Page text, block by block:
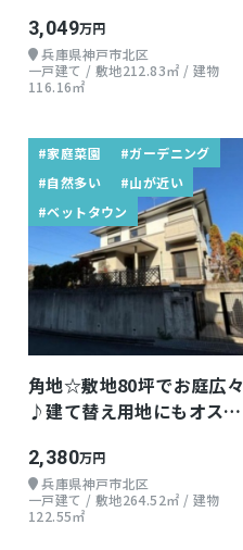
3,049万円
兵庫県神戸市北区
一戸建て / 敷地212.83㎡ / 建物
116.16㎡
#家庭菜園
#ガーデニング
#自然多い
#山が近い
#ベットタウン
角地☆敷地80坪でお庭広々
♪建て替え用地にもオスス
2,380万円
兵庫県神戸市北区
一戸建て / 敷地264.52㎡ / 建物
122.55㎡